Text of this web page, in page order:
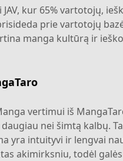
kur 65% vartotojų,
prie vartotojų
manga kultūrą ir
vertimui iš
nei šimtą kalbų.
yra intuityvi ir lengvai
akimirksniu, todėl